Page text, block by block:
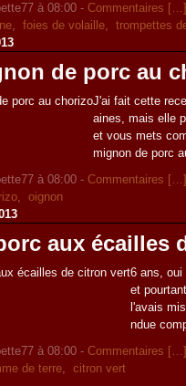
à 08:00 -Commentaires […]
,foies de volaille,trompettes
de porc au
J'ai fait cette
aines, mais elle
et vous mets
mignon de porc
à 08:00 -Commentaires […]
,oignon
aux écailles
6 ans, oui
et
l'avais
ndue
à 08:00 -Commentaires […]
de terre,citron vert